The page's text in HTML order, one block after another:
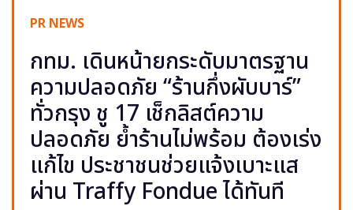
PR NEWS
กทม. เดินหน้ายกระดับมาตรฐาน
ความปลอดภัย “ร้านกึ่งผับบาร์”
ทั่วกรุง ชู 17 เช็กลิสต์ความ
ปลอดภัย ย้ำร้านไม่พร้อม ต้องเร่ง
แก้ไข ประชาชนช่วยแจ้งเบาะแส
ผ่าน Traffy Fondue ได้ทันที